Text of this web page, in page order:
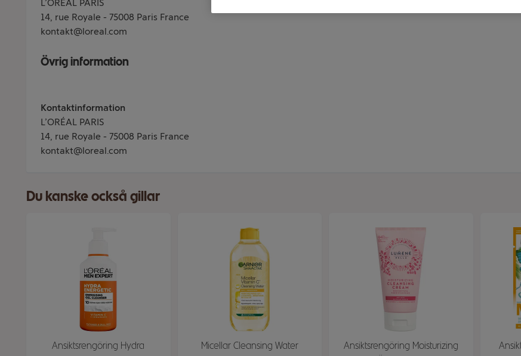
L’ORÉAL PARIS
14, rue Royale - 75008 Paris France
kontakt@loreal.com
Övrig information
Kontaktinformation
L’ORÉAL PARIS
14, rue Royale - 75008 Paris France
kontakt@loreal.com
Du kanske också gillar
Ansiktsrengöring Hydra
Micellar Cleansing Water
Ansiktsrengöring Moisturizing